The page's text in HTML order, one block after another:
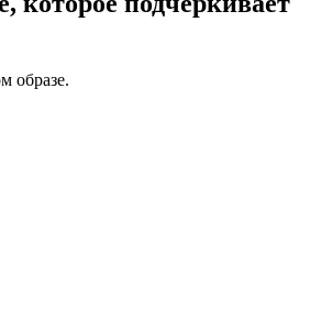
образе.